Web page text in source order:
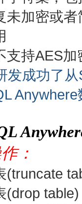
未加密或
支持AES
发成功了
：
(truncate
(drop table)